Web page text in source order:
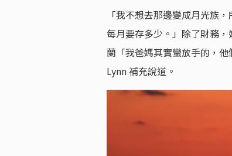
「我不想去那邊變成月光族
每月要存多少。」除了財務
蘭「我爸媽其實蠻放手的，他
Lynn 補充說道。